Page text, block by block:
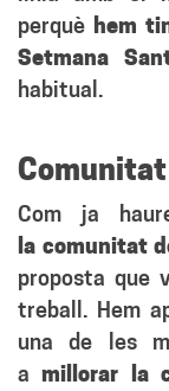
perquè hem
Setmana
habitual.
Comunitat
Com ja
la comunitat
proposta que
treball. Hem
una de les
amillorar la